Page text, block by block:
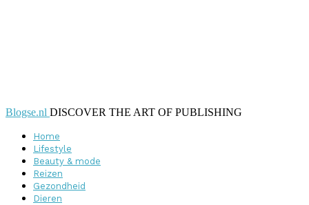
Blogse.nl DISCOVER THE ART OF PUBLISHING
Home
Lifestyle
Beauty & mode
Reizen
Gezondheid
Dieren